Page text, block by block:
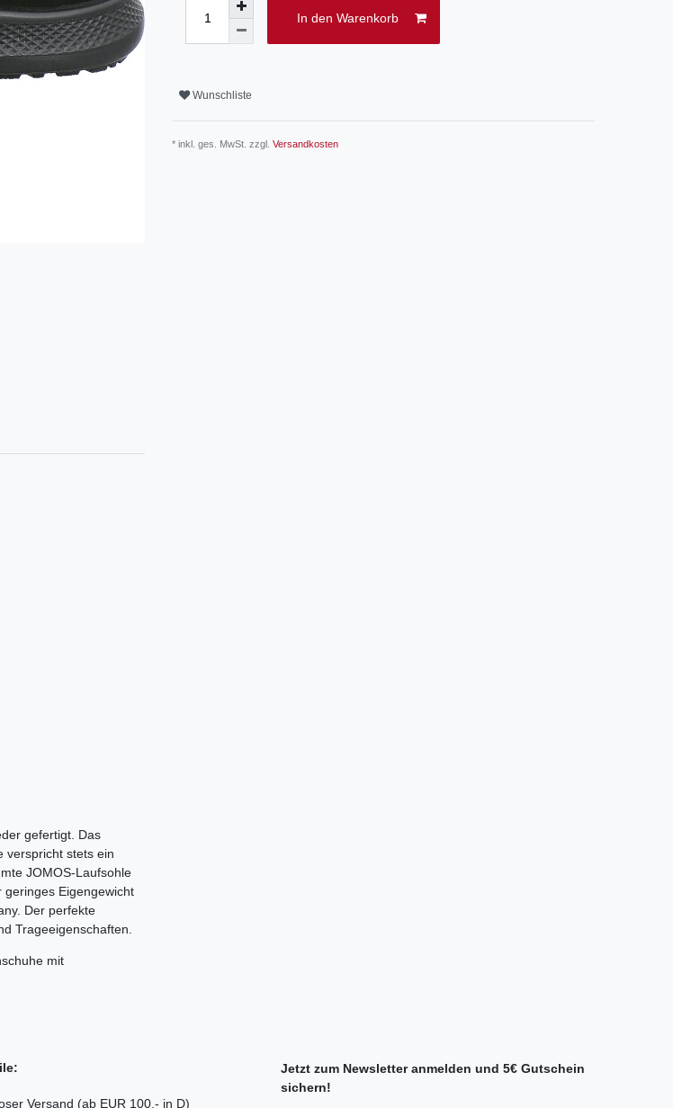
In den Warenkorb
Wunschliste
* inkl. ges. MwSt. zzgl. Versandkosten
gefertigt. Das
verspricht stets ein
JOMOS-Laufsohle
Eigengewicht
Der perfekte
Trageeigenschaften.
mit
Versand (ab EUR 100,- in D)
Jetzt zum Newsletter anmelden und 5€ Gutschein
sichern!